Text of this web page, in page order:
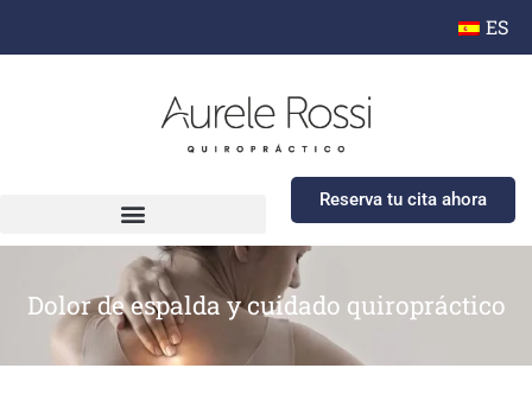
ES
Reserva tu cita ahora
Dolor de espalda y cuidado quiropráctico​